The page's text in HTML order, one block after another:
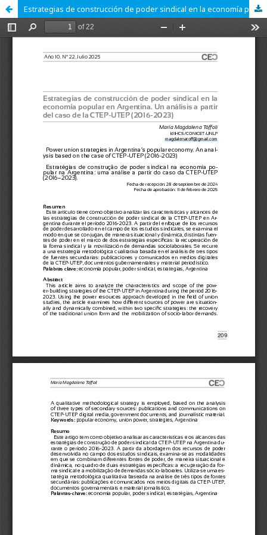
Estrategias de construcción de poder sindical en la economía popular en Argentina.